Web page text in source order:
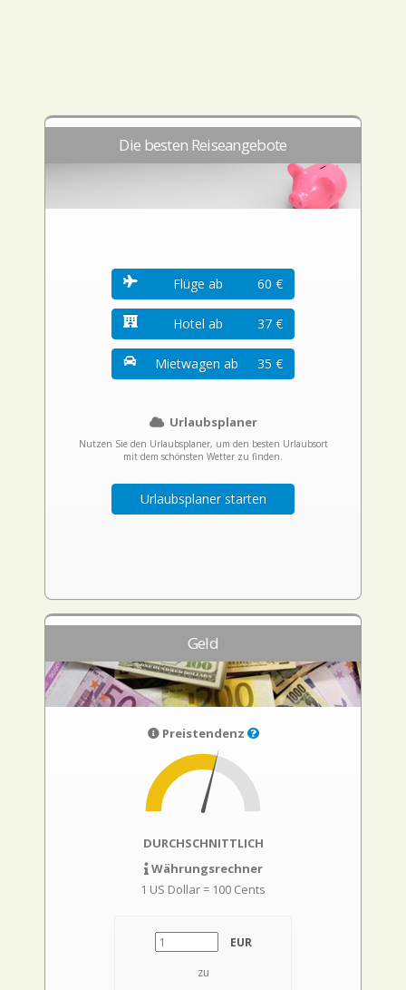
Die besten Reiseangebote
Flüge ab 60 €
Hotel ab 37 €
Mietwagen ab 35 €
Urlaubsplaner
Nutzen Sie den Urlaubsplaner, um den besten Urlaubsort
mit dem schönsten Wetter zu finden.
Urlaubsplaner starten
Geld
Preistendenz
DURCHSCHNITTLICH
Währungsrechner
1 US Dollar = 100 Cents
EUR
zu